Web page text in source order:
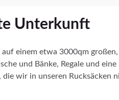
Unterkunft
auf einem etwa 3000qm
und Bänke, Regale und eine
wir in unseren Rucksäcken